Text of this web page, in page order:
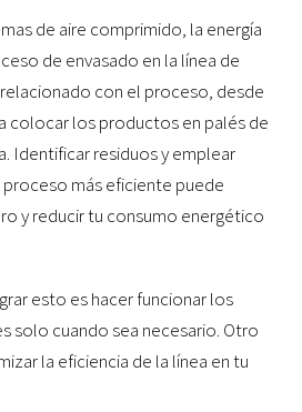
de aire comprimido, la energía
de envasado en la línea de
con el proceso, desde
colocar los productos en palés de
Identificar residuos y emplear
más eficiente puede
y reducir tu consumo energético
esto es hacer funcionar los
solo cuando sea necesario. Otro
la eficiencia de la línea en tu